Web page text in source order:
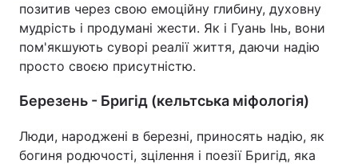
позитив через свою емоційну глибину, духовну
мудрість і продумані жести. Як і Гуань Інь, вони
пом'якшують суворі реалії життя, даючи надію
просто своєю присутністю.
Березень - Бригід (кельтська міфологія)
Люди, народжені в березні, приносять надію, як
богиня родючості, зцілення і поезії Бригід, яка